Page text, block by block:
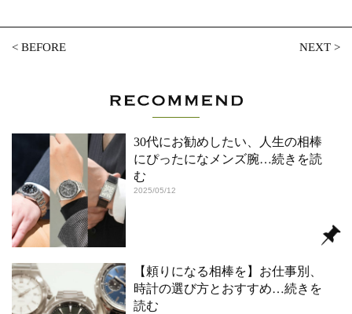
<BEFORE NEXT>
30代にお勧めしたい、人生の相棒
にぴったになメンズ腕…続きを読
む
2025/05/12
【頼りになる相棒を】お仕事別、
時計の選び方とおすすめ…続きを
読む